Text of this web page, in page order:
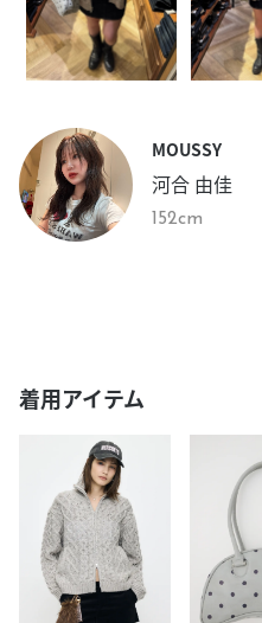
MOUSSY
河合 由佳
152cm
着用アイテム